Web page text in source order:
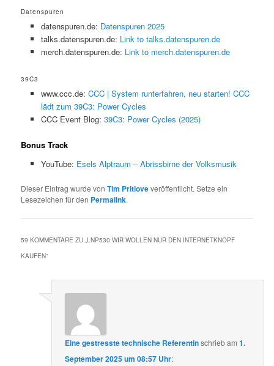
Datenspuren
datenspuren.de: Datenspuren 2025
talks.datenspuren.de: Link to talks.datenspuren.de
merch.datenspuren.de: Link to merch.datenspuren.de
39C3
www.ccc.de: CCC | System runterfahren, neu starten! CCC
lädt zum 39C3: Power Cycles
CCC Event Blog: 39C3: Power Cycles (2025)
Bonus Track
YouTube: Esels Alptraum – Abrissbirne der Volksmusik
Dieser Eintrag wurde vonTim Pritloveveröffentlicht. Setze ein
Lesezeichen für den Permalink.
59 KOMMENTARE ZU „LNP530 WIR WOLLEN NUR DEN INTERNETKNOPF
KAUFEN“
Eine gestresste technische Referentinschriebam1.
September 2025 um 08:57 Uhr: